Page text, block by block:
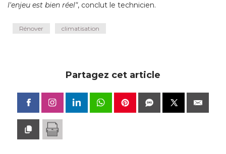
l'enjeu est bien réel", conclut le technicien.
Rénover climatisation
Partagez cet article